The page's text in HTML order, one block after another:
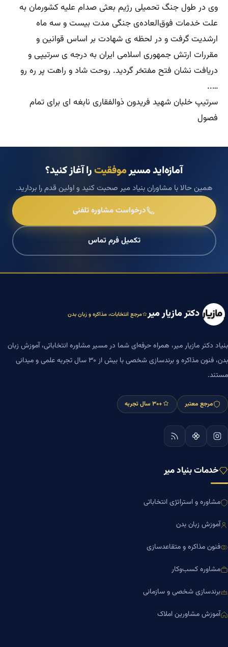
وی در طول جنگ تحمیلی رژیم بعثی صدام علیه كشورمان به
علت خدمات فوق‌العاده‌ی جنگی مدت بیست و سه ماه
ارشدیت گرفت و در لحظه‌ ی شهادت بر اساس قوانین و
مقررات ارتش جمهوری اسلامی ایران به درجه ‌ی سرتیپی و
دریافت نشان فتح مفتخر گردید. روحت شاد و راهت پر ره رو
…..
سرتیپ خلبان شهید فریدون ذوالفقاری نابغه ای برای تمام
فصول
آمازه‌اید مسیرموفقیترا آغاز کنید؟
همین حالا با مشاوران بنیاد میر صحبت کنید و اولین قدم را بردارید.
درخواست مشاوره تلفنی
تکمیل فرم تماس
دکتر مازیار میر مرجع انتخابات، مذاکره و زبان بدن
بنیاد دکتر مازیار میر، همراه حرفه‌ای شما در مسیر مشاوره انتخاباتی، آموزش زبان
بدن، فنون مذاکره و برندسازی شخصی با بیش از ۳۰ سال تجربه علمی و میدانی
مستند.
مرجع معتبر +۳۰ سال تجربه
خدمات بنیاد میر
مشاوره و استراتژی انتخاباتی
آموزش زبان بدن
فنون مذاکره و متقاعدسازی
مشاوره کسب‌وکار
برندسازی شخصی و سازمانی
آموزش مشاورین املاک